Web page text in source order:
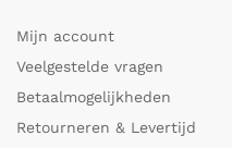
Mijn account
Veelgestelde vragen
Betaalmogelijkheden
Retourneren & Levertijd